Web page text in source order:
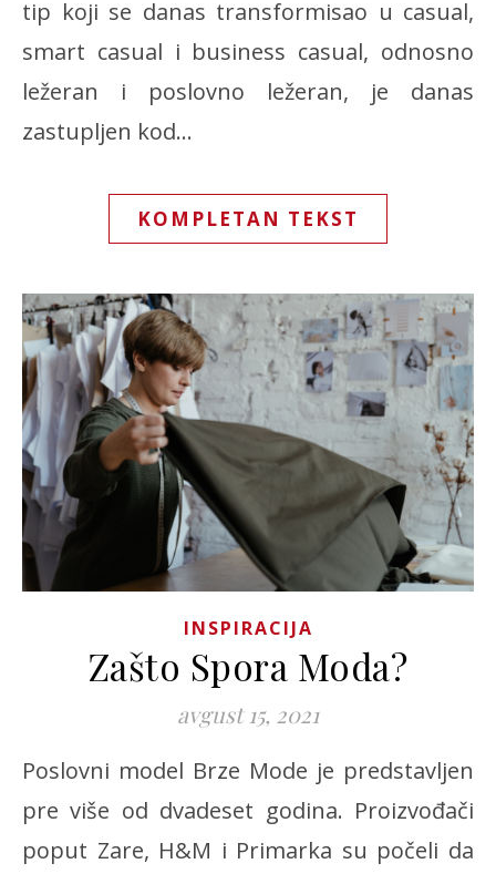
tip koji se danas transformisao u casual,
smart casual i business casual, odnosno
ležeran i poslovno ležeran, je danas
zastupljen kod…
KOMPLETAN TEKST
INSPIRACIJA
Zašto Spora Moda?
avgust 15, 2021
Poslovni model Brze Mode je predstavljen
pre više od dvadeset godina. Proizvođači
poput Zare, H&M i Primarka su počeli da